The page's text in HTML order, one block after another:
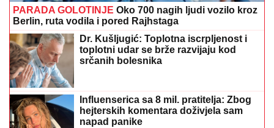
PARADA GOLOTINJE Oko 700 nagih ljudi vozilo kroz
Berlin, ruta vodila i pored Rajhstaga
Dr. Kušljugić: Toplotna iscrpljenost i
toplotni udar se brže razvijaju kod
srčanih bolesnika
Influenserica sa 8 mil. pratitelja: Zbog
hejterskih komentara doživjela sam
napad panike